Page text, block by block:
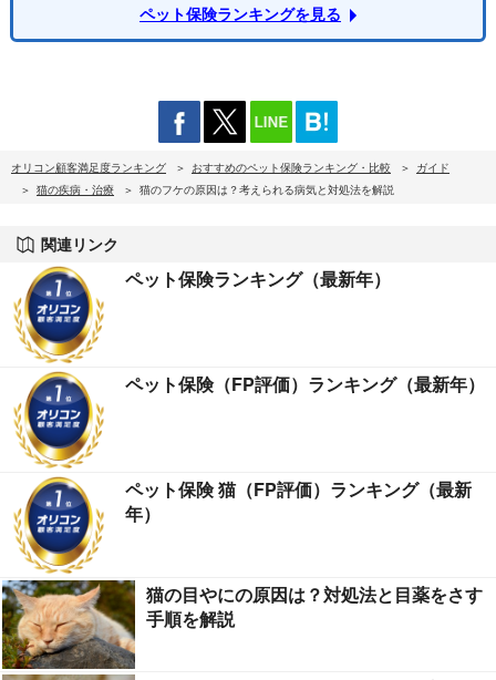
ペット保険ランキングを見る
オリコン顧客満足度ランキング おすすめのペット保険ランキング・比較
ガイド
猫の疾病・治療
猫のフケの原因は？考えられる病気と対処法を解説
関連リンク
ペット保険ランキング（最新年）
ペット保険（FP評価）ランキング（最新年）
ペット保険 猫（FP評価）ランキング（最新
年）
猫の目やにの原因は？対処法と目薬をさす
手順を解説